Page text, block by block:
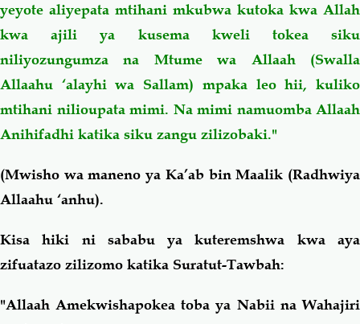
yeyote aliyepata mtihani mkubwa kutoka kwa Allah
kwa ajili ya kusema kweli tokea siku
niliyozungumza na Mtume wa Allaah (Swalla
Allaahu ‘alayhi wa Sallam) mpaka leo hii, kuliko
mtihani nilioupata mimi. Na mimi namuomba Allaah
Anihifadhi katika siku zangu zilizobaki."
(Mwisho wa maneno ya Ka’ab bin Maalik (Radhwiya
Allaahu ‘anhu).
Kisa hiki ni sababu ya kuteremshwa kwa aya
zifuatazo zilizomo katika Suratut-Tawbah:
"Allaah Amekwishapokea toba ya Nabii na Wahajiri